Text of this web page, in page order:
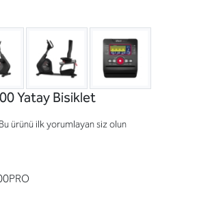
Yatay Bisiklet
Bu ürünü ilk yorumlayan siz olun